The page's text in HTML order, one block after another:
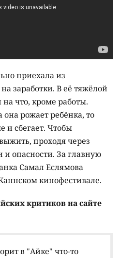
приехала из
заработки. В её тяжёлой
что, кроме работы.
рожает ребёнка, то
и сбегает. Чтобы
проходя через
опасности. За главную
Самал Еслямова
кинофестивале.
критиков на сайте
в "Айке" что-то